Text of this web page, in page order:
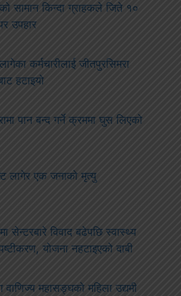
सामान किन्दा ग्राहकले जिते १०
उपहार
कर्मचारीलाई जीतपुरसिमरा
हटाइयो
पान बन्द गर्ने क्रममा घुस लिएको
लागेर एक जनाको मृत्यु
सेन्टरबारे विवाद बढेपछि स्वास्थ्य
योजना नहटाइएको दाबी
वाणिज्य महासङ्घको महिला उद्यमी